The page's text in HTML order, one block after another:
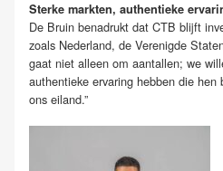
Sterke markten, authentieke
De Bruin benadrukt dat CTB blijft
zoals Nederland, de Verenigde
gaat niet alleen om aantallen; we
authentieke ervaring hebben die
ons eiland.”